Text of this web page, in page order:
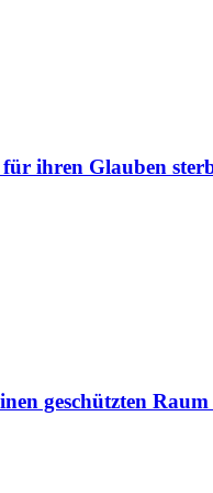
ihren Glauben
geschützten